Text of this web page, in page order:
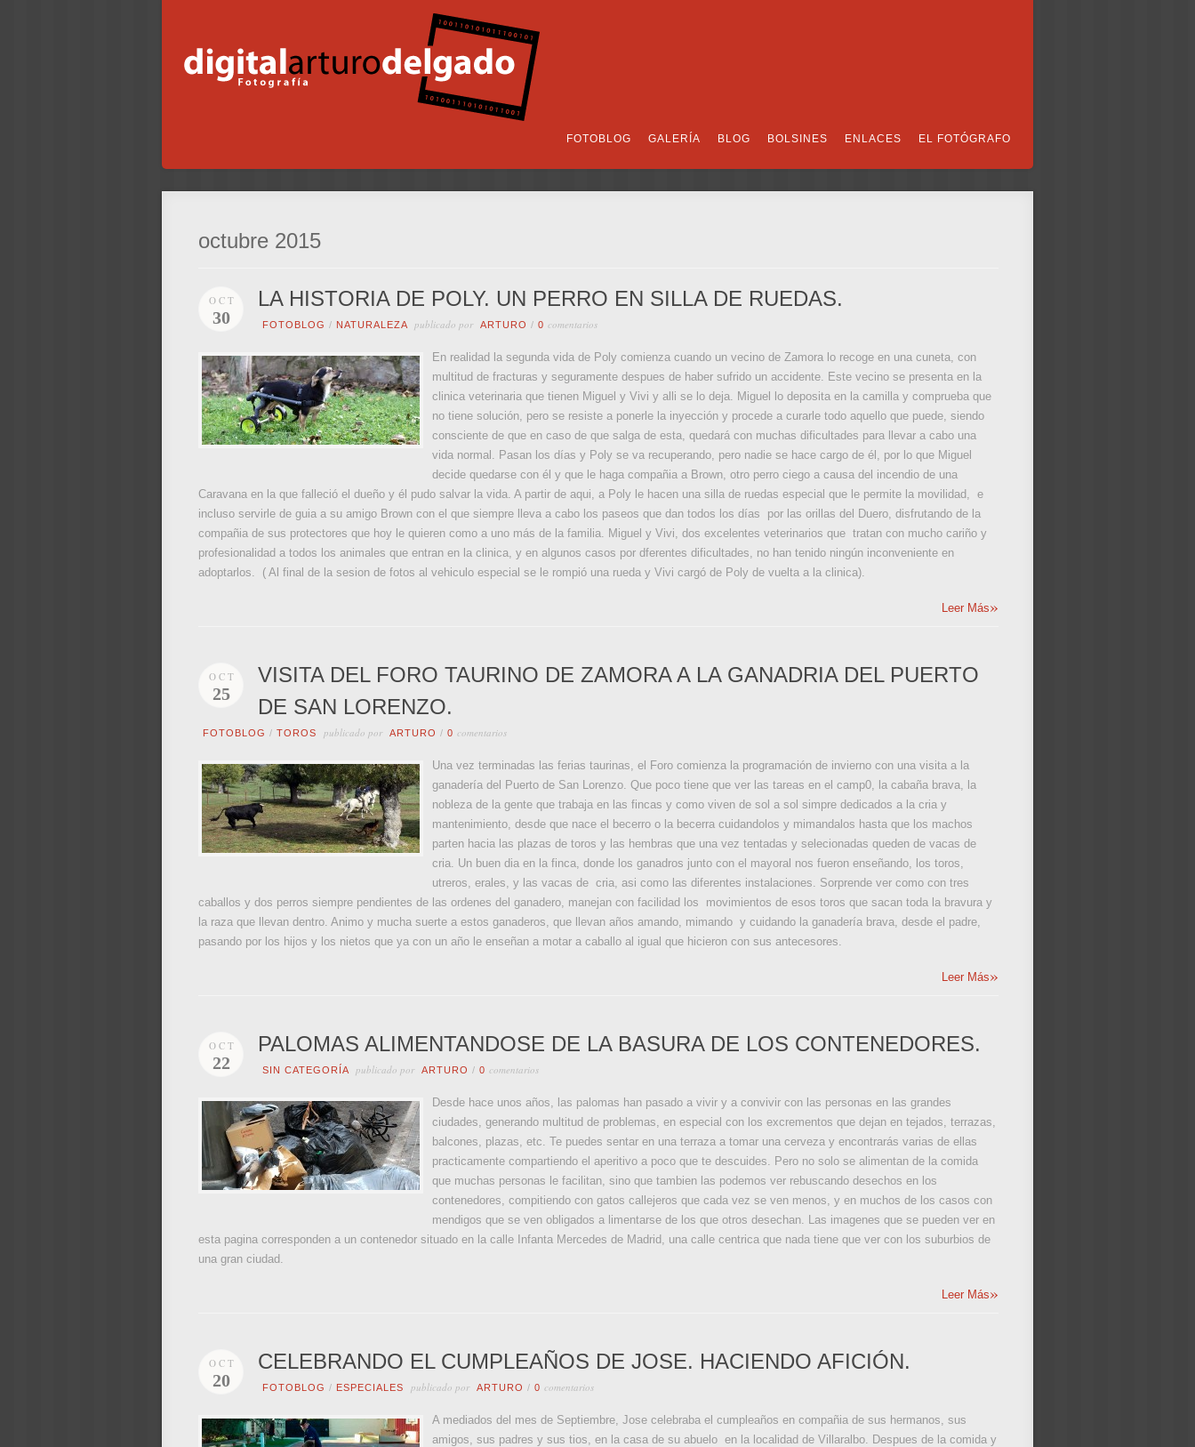
FOTOBLOG GALERÍA BLOG BOLSINES ENLACES EL FOTÓGRAFO
octubre 2015
OCT
30
LA HISTORIA DE POLY. UN PERRO EN SILLA DE RUEDAS.
FOTOBLOG / NATURALEZA publicado por ARTURO / 0 comentarios
En realidad la segunda vida de Poly comienza cuando un vecino de Zamora lo recoge en una cuneta, con
multitud de fracturas y seguramente despues de haber sufrido un accidente. Este vecino se presenta en la
clinica veterinaria que tienen Miguel y Vivi y alli se lo deja. Miguel lo deposita en la camilla y comprueba que
no tiene solución, pero se resiste a ponerle la inyección y procede a curarle todo aquello que puede, siendo
consciente de que en caso de que salga de esta, quedará con muchas dificultades para llevar a cabo una
vida normal. Pasan los días y Poly se va recuperando, pero nadie se hace cargo de él, por lo que Miguel
decide quedarse con él y que le haga compañia a Brown, otro perro ciego a causa del incendio de una
Caravana en la que falleció el dueño y él pudo salvar la vida. A partir de aqui, a Poly le hacen una silla de ruedas especial que le permite la movilidad, e
incluso servirle de guia a su amigo Brown con el que siempre lleva a cabo los paseos que dan todos los días por las orillas del Duero, disfrutando de la
compañia de sus protectores que hoy le quieren como a uno más de la familia. Miguel y Vivi, dos excelentes veterinarios que tratan con mucho cariño y
profesionalidad a todos los animales que entran en la clinica, y en algunos casos por dferentes dificultades, no han tenido ningún inconveniente en
adoptarlos. ( Al final de la sesion de fotos al vehiculo especial se le rompió una rueda y Vivi cargó de Poly de vuelta a la clinica).
Leer Más»
OCT
25
VISITA DEL FORO TAURINO DE ZAMORA A LA GANADRIA DEL PUERTO
DE SAN LORENZO.
FOTOBLOG / TOROS publicado por ARTURO / 0 comentarios
Una vez terminadas las ferias taurinas, el Foro comienza la programación de invierno con una visita a la
ganadería del Puerto de San Lorenzo. Que poco tiene que ver las tareas en el camp0, la cabaña brava, la
nobleza de la gente que trabaja en las fincas y como viven de sol a sol simpre dedicados a la cria y
mantenimiento, desde que nace el becerro o la becerra cuidandolos y mimandalos hasta que los machos
parten hacia las plazas de toros y las hembras que una vez tentadas y selecionadas queden de vacas de
cria. Un buen dia en la finca, donde los ganadros junto con el mayoral nos fueron enseñando, los toros,
utreros, erales, y las vacas de cria, asi como las diferentes instalaciones. Sorprende ver como con tres
caballos y dos perros siempre pendientes de las ordenes del ganadero, manejan con facilidad los movimientos de esos toros que sacan toda la bravura y
la raza que llevan dentro. Animo y mucha suerte a estos ganaderos, que llevan años amando, mimando y cuidando la ganadería brava, desde el padre,
pasando por los hijos y los nietos que ya con un año le enseñan a motar a caballo al igual que hicieron con sus antecesores.
Leer Más»
OCT
22
PALOMAS ALIMENTANDOSE DE LA BASURA DE LOS CONTENEDORES.
SIN CATEGORÍA publicado por ARTURO / 0 comentarios
Desde hace unos años, las palomas han pasado a vivir y a convivir con las personas en las grandes
ciudades, generando multitud de problemas, en especial con los excrementos que dejan en tejados, terrazas,
balcones, plazas, etc. Te puedes sentar en una terraza a tomar una cerveza y encontrarás varias de ellas
practicamente compartiendo el aperitivo a poco que te descuides. Pero no solo se alimentan de la comida
que muchas personas le facilitan, sino que tambien las podemos ver rebuscando desechos en los
contenedores, compitiendo con gatos callejeros que cada vez se ven menos, y en muchos de los casos con
mendigos que se ven obligados a limentarse de los que otros desechan. Las imagenes que se pueden ver en
esta pagina corresponden a un contenedor situado en la calle Infanta Mercedes de Madrid, una calle centrica que nada tiene que ver con los suburbios de
una gran ciudad.
Leer Más»
OCT
20
CELEBRANDO EL CUMPLEAÑOS DE JOSE. HACIENDO AFICIÓN.
FOTOBLOG / ESPECIALES publicado por ARTURO / 0 comentarios
A mediados del mes de Septiembre, Jose celebraba el cumpleaños en compañia de sus hermanos, sus
amigos, sus padres y sus tios, en la casa de su abuelo en la localidad de Villaralbo. Despues de la comida y